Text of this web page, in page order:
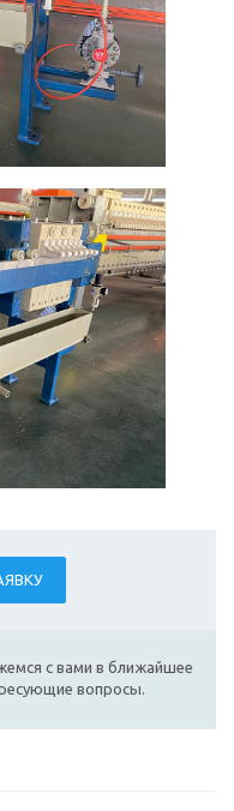
с вами в ближайшее
вопросы.